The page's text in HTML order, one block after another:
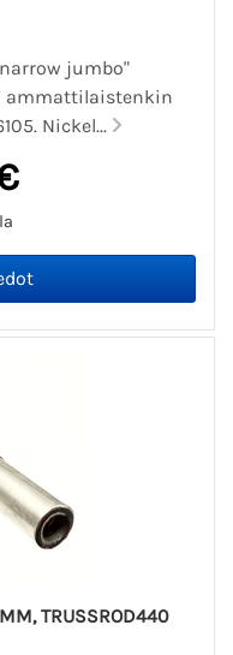
jumbo"
ammattilaistenkin
Nickel...
TRUSSROD440